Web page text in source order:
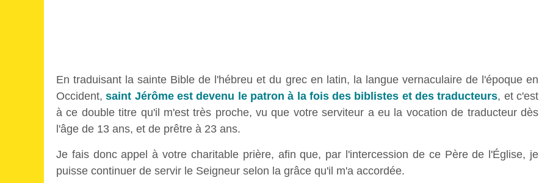
En traduisant la sainte Bible de l'hébreu et du grec en latin, la langue vernaculaire de l'époque en
Occident,saint Jérôme est devenu le patron à la fois des biblistes et des traducteurs, et c'est
à ce double titre qu'il m'est très proche, vu que votre serviteur a eu la vocation de traducteur dès
l'âge de 13 ans, et de prêtre à 23 ans.
Je fais donc appel à votre charitable prière, afin que, par l'intercession de ce Père de l'Église, je
puisse continuer de servir le Seigneur selon la grâce qu'il m'a accordée.